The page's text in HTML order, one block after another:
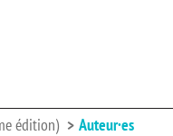
édition) Auteur·es